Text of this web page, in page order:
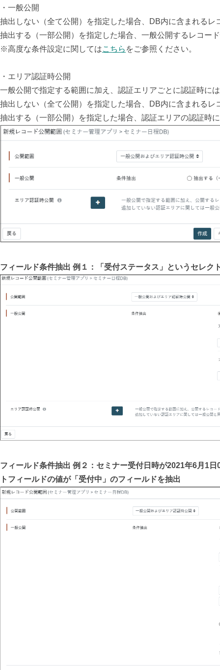
・一般公開
抽出しない（全て公開）を指定した場合、DB内に含まれるレ
抽出する（一部公開）を指定した場合、一般公開するレコー
※高度な条件設定に関してはこちら をご参照ください。
・エリア認証時公開
一般公開で指定する範囲に加え、認証エリアごとに認証時に
抽出しない（全て公開）を指定した場合、DB内に含まれる
抽出する（一部公開）を指定した場合、認証エリアの認証時
フィールド条件抽出 例１：「受付ステータス」というセレ
フィールド条件抽出 例２：セミナー受付日時が2021年6月1
トフィールドの値が「受付中」のフィールドを抽出